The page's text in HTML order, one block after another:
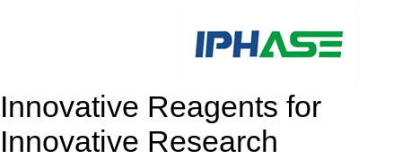
Innovative Reagents for
Innovative Research